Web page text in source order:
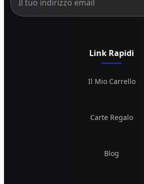
Link Rapidi
Il Mio Carrello
Carte Regalo
Blog